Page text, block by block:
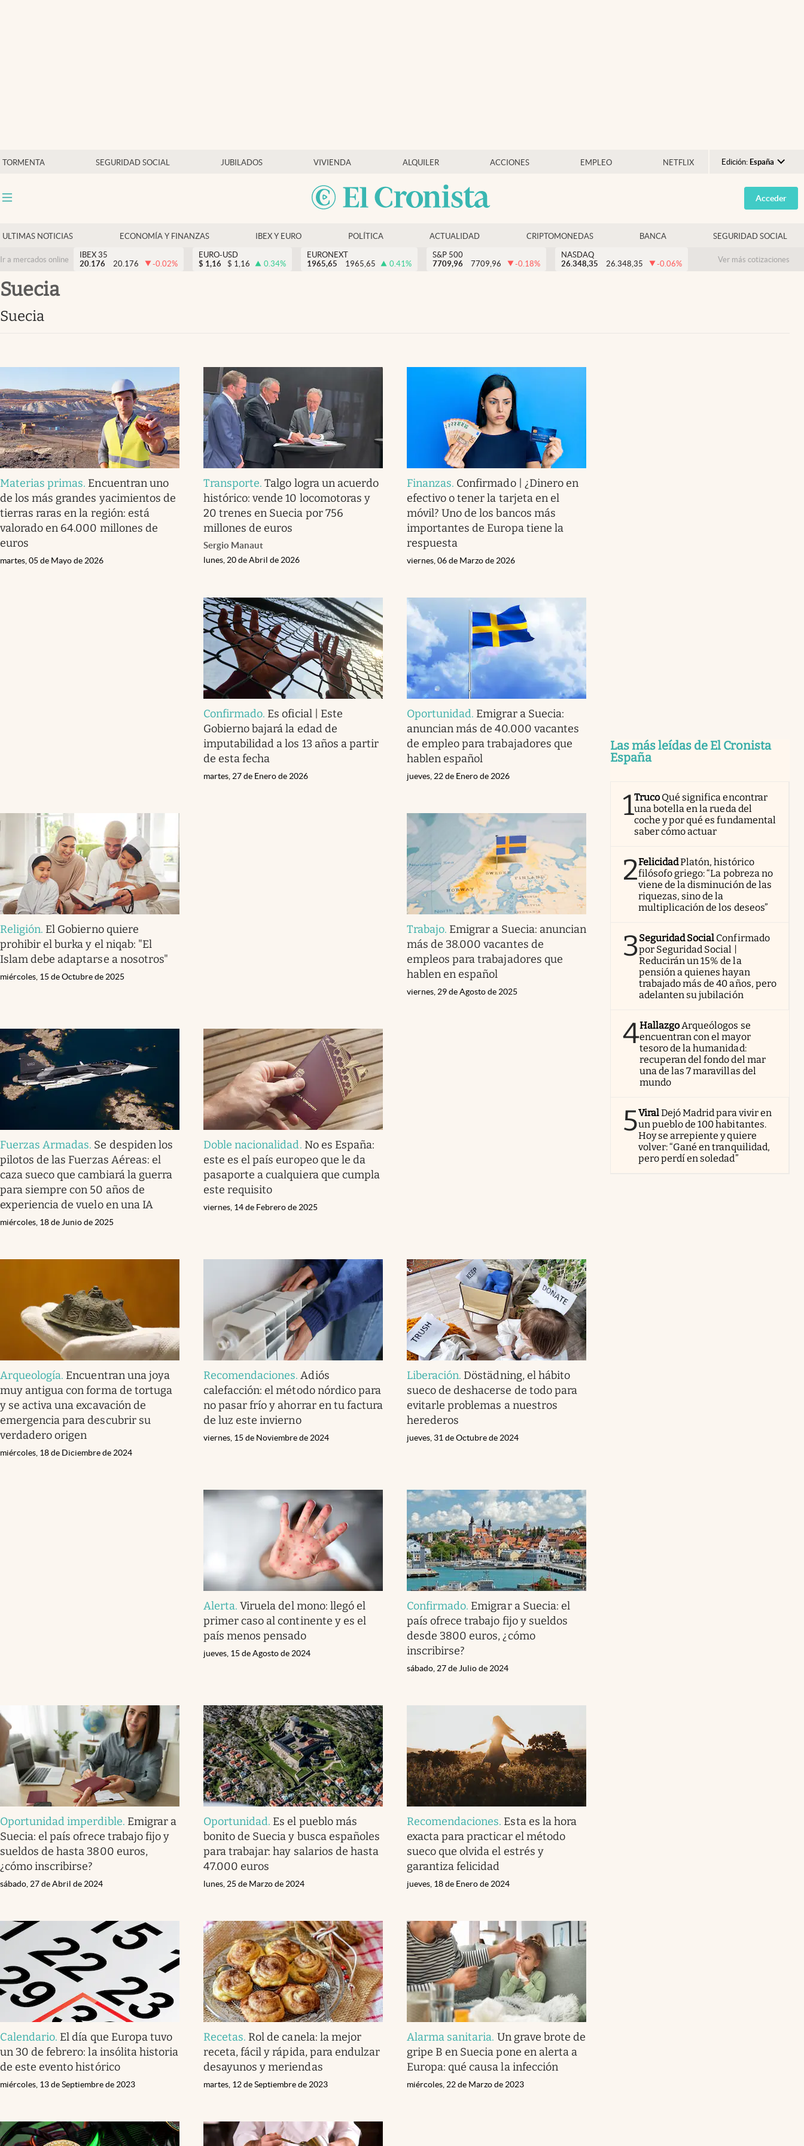
TORMENTA SEGURIDAD SOCIAL JUBILADOS VIVIENDA ALQUILER ACCIONES EMPLEO NETFLIX Edición: España
Argentina
España
USA
Colombia
Acceder
ULTIMAS NOTICIAS ECONOMÍA Y FINANZAS IBEX Y EURO POLÍTICA ACTUALIDAD CRIPTOMONEDAS BANCA SEGURIDAD SOCIAL
Ir a mercados online
IBEX 35
20.176
20.176 -0.02%
EURO-USD
$ 1,16 $ 1,16 0.34%
EURONEXT
1965,65
1965,65 0.41%
S&P 500
7709,96
7709,96 -0.18%
NASDAQ
26.348,35
26.348,35 -0.06% Ver más cotizaciones
Suecia
Suecia
Materias primas. Encuentran uno
de los más grandes yacimientos de
tierras raras en la región: está
valorado en 64.000 millones de
euros
martes, 05 de Mayo de 2026
Transporte.Talgo logra un acuerdo
histórico: vende 10 locomotoras y
20 trenes en Suecia por 756
millones de euros
Sergio Manaut
lunes, 20 de Abril de 2026
Finanzas. Confirmado | ¿Dinero en
efectivo o tener la tarjeta en el
móvil? Uno de los bancos más
importantes de Europa tiene la
respuesta
viernes, 06 de Marzo de 2026
Confirmado. Es oficial | Este
Gobierno bajará la edad de
imputabilidad a los 13 años a partir
de esta fecha
martes, 27 de Enero de 2026
Oportunidad. Emigrar a Suecia:
anuncian más de 40.000 vacantes
de empleo para trabajadores que
hablen español
jueves, 22 de Enero de 2026
Religión. El Gobierno quiere
prohibir el burka y el niqab: "El
Islam debe adaptarse a nosotros"
miércoles, 15 de Octubre de 2025
Trabajo. Emigrar a Suecia: anuncian
más de 38.000 vacantes de
empleos para trabajadores que
hablen en español
viernes, 29 de Agosto de 2025
Fuerzas Armadas. Se despiden los
pilotos de las Fuerzas Aéreas: el
caza sueco que cambiará la guerra
para siempre con 50 años de
experiencia de vuelo en una IA
miércoles, 18 de Junio de 2025
Doble nacionalidad. No es España:
este es el país europeo que le da
pasaporte a cualquiera que cumpla
este requisito
viernes, 14 de Febrero de 2025
Arqueología. Encuentran una joya
muy antigua con forma de tortuga
y se activa una excavación de
emergencia para descubrir su
verdadero origen
miércoles, 18 de Diciembre de 2024
Recomendaciones.Adiós
calefacción: el método nórdico para
no pasar frío y ahorrar en tu factura
de luz este invierno
viernes, 15 de Noviembre de 2024
Liberación. Döstädning, el hábito
sueco de deshacerse de todo para
evitarle problemas a nuestros
herederos
jueves, 31 de Octubre de 2024
Alerta.Viruela del mono: llegó el
primer caso al continente y es el
país menos pensado
jueves, 15 de Agosto de 2024
Confirmado. Emigrar a Suecia: el
país ofrece trabajo fijo y sueldos
desde 3800 euros, ¿cómo
inscribirse?
sábado, 27 de Julio de 2024
Oportunidad imperdible. Emigrar a
Suecia: el país ofrece trabajo fijo y
sueldos de hasta 3800 euros,
¿cómo inscribirse?
sábado, 27 de Abril de 2024
Oportunidad. Es el pueblo más
bonito de Suecia y busca españoles
para trabajar: hay salarios de hasta
47.000 euros
lunes, 25 de Marzo de 2024
Recomendaciones. Esta es la hora
exacta para practicar el método
sueco que olvida el estrés y
garantiza felicidad
jueves, 18 de Enero de 2024
Calendario. El día que Europa tuvo
un 30 de febrero: la insólita historia
de este evento histórico
miércoles, 13 de Septiembre de 2023
Recetas. Rol de canela: la mejor
receta, fácil y rápida, para endulzar
desayunos y meriendas
martes, 12 de Septiembre de 2023
Alarma sanitaria. Un grave brote de
gripe B en Suecia pone en alerta a
Europa: qué causa la infección
miércoles, 22 de Marzo de 2023
Las más leídas de El Cronista
España
1Truco Qué significa encontrar
una botella en la rueda del
coche y por qué es fundamental
saber cómo actuar
2FelicidadPlatón, histórico
filósofo griego: “La pobreza no
viene de la disminución de las
riquezas, sino de la
multiplicación de los deseos”
3Seguridad Social Confirmado
por Seguridad Social |
Reducirán un 15% de la
pensión a quienes hayan
trabajado más de 40 años, pero
adelanten su jubilación
4Hallazgo Arqueólogos se
encuentran con el mayor
tesoro de la humanidad:
recuperan del fondo del mar
una de las 7 maravillas del
mundo
5ViralDejó Madrid para vivir en
un pueblo de 100 habitantes.
Hoy se arrepiente y quiere
volver: “Gané en tranquilidad,
pero perdí en soledad”